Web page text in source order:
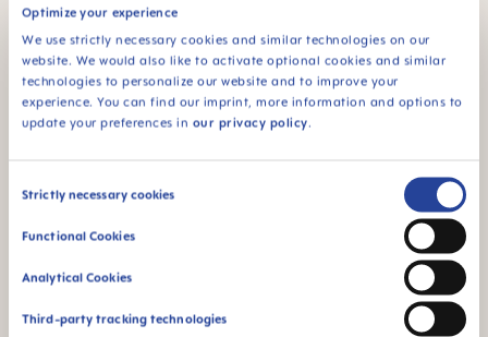
Optimize your experience
We use strictly necessary cookies and similar technologies on our
website. We would also like to activate optional cookies and similar
technologies to personalize our website and to improve your
experience. You can find our imprint, more information and options to
update your preferences in our privacy policy.
Consent
Strictly necessary cookies
Functional Cookies
Analytical Cookies
Third-party tracking technologies